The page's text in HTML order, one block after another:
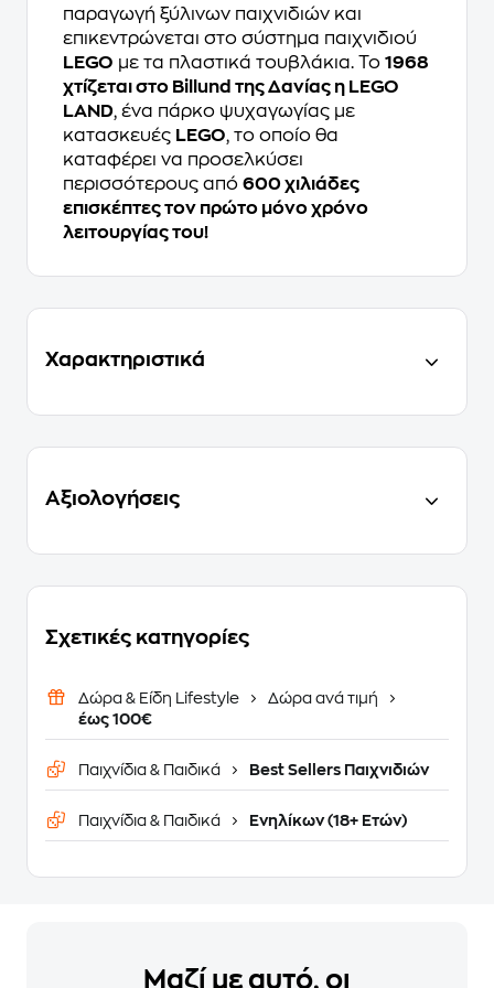
παραγωγή ξύλινων παιχνιδιών και
επικεντρώνεται στο σύστημα παιχνιδιού
LEGO με τα πλαστικά τουβλάκια. Το 1968
χτίζεται στο Billund της Δανίας η LEGO
LAND, ένα πάρκο ψυχαγωγίας με
κατασκευές LEGO, το οποίο θα
καταφέρει να προσελκύσει
περισσότερους από 600 χιλιάδες
επισκέπτες τον πρώτο μόνο χρόνο
λειτουργίας του!
Χαρακτηριστικά
Αξιολογήσεις
Σχετικές κατηγορίες
Δώρα & Είδη Lifestyle
Δώρα ανά τιμή
έως 100€
Παιχνίδια & Παιδικά Best Sellers Παιχνιδιών
Παιχνίδια & Παιδικά Ενηλίκων (18+ Ετών)
Μαζί με αυτό, οι